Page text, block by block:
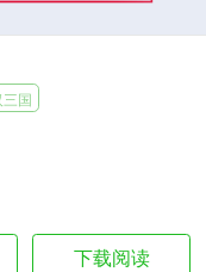
国
下载阅读